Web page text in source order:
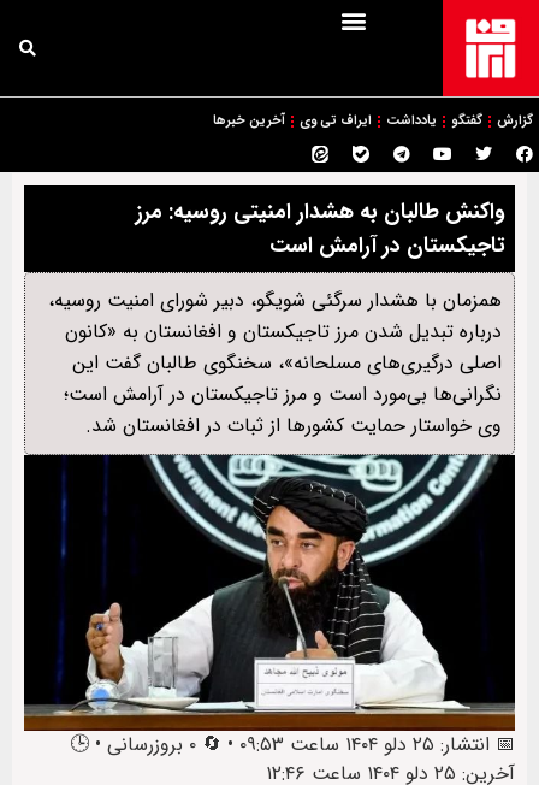
گزارش گفتگو یادداشت ایراف تی وی آخرین خبرها
واکنش طالبان به هشدار امنیتی روسیه: مرز
تاجیکستان در آرامش است
همزمان با هشدار سرگئی شویگو، دبیر شورای امنیت روسیه،
درباره تبدیل شدن مرز تاجیکستان و افغانستان به «کانون
اصلی درگیری‌های مسلحانه»، سخنگوی طالبان گفت این
نگرانی‌ها بی‌مورد است و مرز تاجیکستان در آرامش است؛
وی خواستار حمایت کشورها از ثبات در افغانستان شد.
📅 انتشار: ۲۵ دلو ۱۴۰۴ ساعت ۰۹:۵۳ • 🔄 ۰ بروزرسانی • 🕒
آخرین: ۲۵ دلو ۱۴۰۴ ساعت ۱۲:۴۶